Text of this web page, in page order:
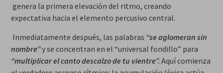
genera la primera elevación del ritmo, creando
expectativa hacia el elemento percusivo central.
Inmediatamente después, las palabras “se aglomeran sin
nombre”y se concentran en el “universal fondillo” para
“multiplicar el canto descalzo de tu vientre”. Aquí comienza